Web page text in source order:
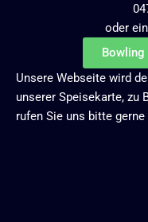
oder
Bowling
Unsere Webseite wird
unserer Speisekarte, zu
rufen Sie uns bitte